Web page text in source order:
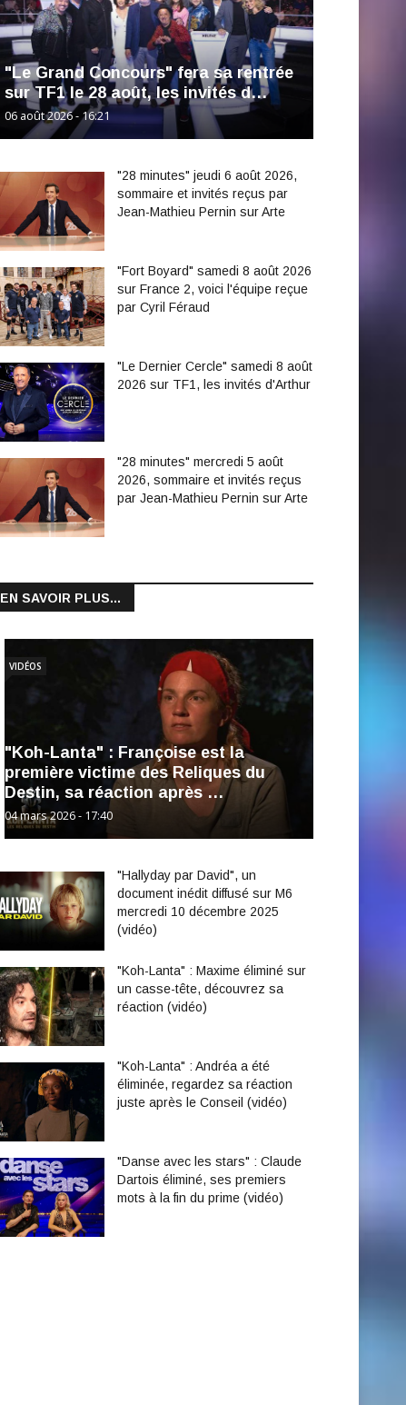
"Le Grand Concours" fera sa rentrée
sur TF1 le 28 août, les invités d…
06 août 2026 - 16:21
"28 minutes" jeudi 6 août 2026,
sommaire et invités reçus par
Jean-Mathieu Pernin sur Arte
"Fort Boyard" samedi 8 août 2026
sur France 2, voici l'équipe reçue
par Cyril Féraud
"Le Dernier Cercle" samedi 8 août
2026 sur TF1, les invités d'Arthur
"28 minutes" mercredi 5 août
2026, sommaire et invités reçus
par Jean-Mathieu Pernin sur Arte
EN SAVOIR PLUS...
"Koh-Lanta" : Françoise est la
première victime des Reliques du
Destin, sa réaction après …
04 mars 2026 - 17:40
VIDÉOS
"Hallyday par David", un
document inédit diffusé sur M6
mercredi 10 décembre 2025
(vidéo)
"Koh-Lanta" : Maxime éliminé sur
un casse-tête, découvrez sa
réaction (vidéo)
"Koh-Lanta" : Andréa a été
éliminée, regardez sa réaction
juste après le Conseil (vidéo)
"Danse avec les stars" : Claude
Dartois éliminé, ses premiers
mots à la fin du prime (vidéo)